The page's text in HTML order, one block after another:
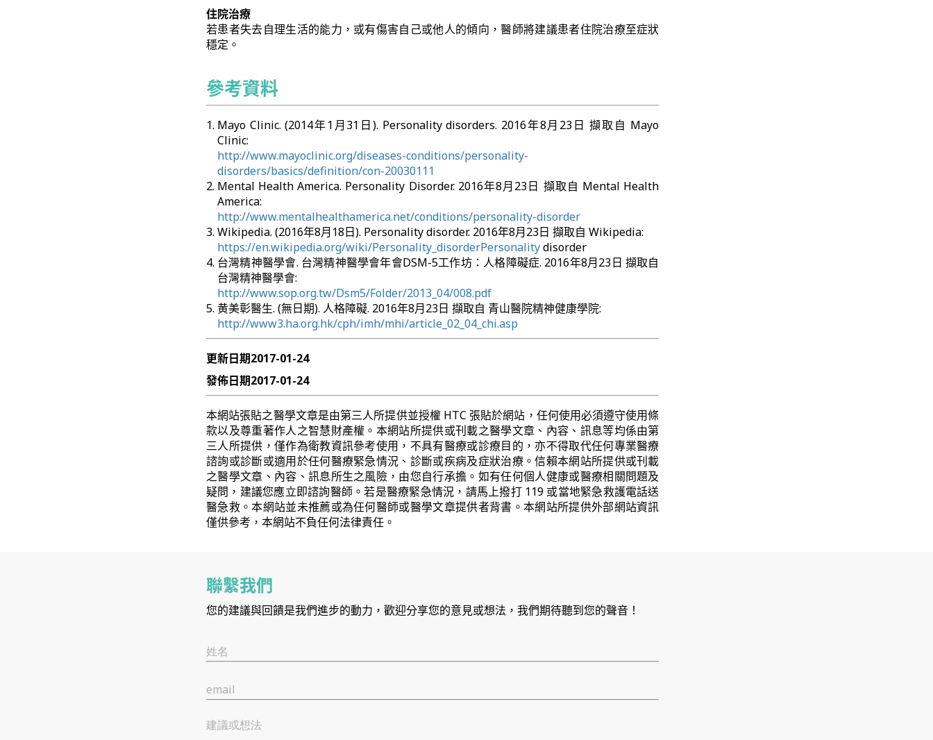
住院治療
若患者失去自理生活的能力，或有傷害自己或他人的傾向，醫師將建議患者住院治療至症狀
穩定。
參考資料
Mayo Clinic. (2014年1月31日). Personality disorders. 2016年8月23日 擷取自 Mayo
Clinic:
http://www.mayoclinic.org/diseases-conditions/personality-
disorders/basics/definition/con-20030111
Mental Health America. Personality Disorder. 2016年8月23日 擷取自 Mental Health
America:
http://www.mentalhealthamerica.net/conditions/personality-disorder
Wikipedia. (2016年8月18日). Personality disorder. 2016年8月23日 擷取自 Wikipedia:
https://en.wikipedia.org/wiki/Personality_disorderPersonalitydisorder
台灣精神醫學會. 台灣精神醫學會年會DSM-5工作坊：人格障礙症. 2016年8月23日 擷取自
台灣精神醫學會:
http://www.sop.org.tw/Dsm5/Folder/2013_04/008.pdf
黄美彰醫生. (無日期). 人格障礙. 2016年8月23日 擷取自 青山醫院精神健康學院:
http://www3.ha.org.hk/cph/imh/mhi/article_02_04_chi.asp
更新日期2017-01-24
發佈日期2017-01-24
本網站張貼之醫學文章是由第三人所提供並授權 HTC 張貼於網站，任何使用必須遵守使用條
款以及尊重著作人之智慧財產權。本網站所提供或刊載之醫學文章、內容、訊息等均係由第
三人所提供，僅作為衛教資訊參考使用，不具有醫療或診療目的，亦不得取代任何專業醫療
諮詢或診斷或適用於任何醫療緊急情況、診斷或疾病及症狀治療。信賴本網站所提供或刊載
之醫學文章、內容、訊息所生之風險，由您自行承擔。如有任何個人健康或醫療相關問題及
疑問，建議您應立即諮詢醫師。若是醫療緊急情況，請馬上撥打 119 或當地緊急救護電話送
醫急救。本網站並未推薦或為任何醫師或醫學文章提供者背書。本網站所提供外部網站資訊
僅供參考，本網站不負任何法律責任。
聯繫我們
您的建議與回饋是我們進步的動力，歡迎分享您的意見或想法，我們期待聽到您的聲音！
姓名
email
建議或想法